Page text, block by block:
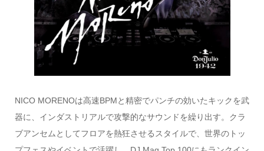
NICO MORENOは高速BPMと精密でパンチの効いたキックを武
器に、インダストリアルで攻撃的なサウンドを繰り出す。クラ
ブアンセムとしてフロアを熱狂させるスタイルで、世界のトッ